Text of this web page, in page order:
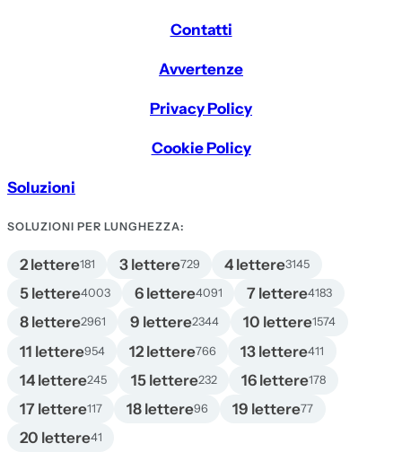
Contatti
Avvertenze
Privacy Policy
Cookie Policy
Soluzioni
SOLUZIONI PER LUNGHEZZA:
2 lettere181 3 lettere729 4 lettere3145
5 lettere4003 6 lettere4091 7 lettere4183
8 lettere2961 9 lettere2344 10 lettere1574
11 lettere954 12 lettere766 13 lettere411
14 lettere245 15 lettere232 16 lettere178
17 lettere117 18 lettere96 19 lettere77
20 lettere41